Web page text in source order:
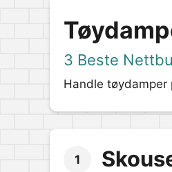
3 Beste
Handle tøydamper
1